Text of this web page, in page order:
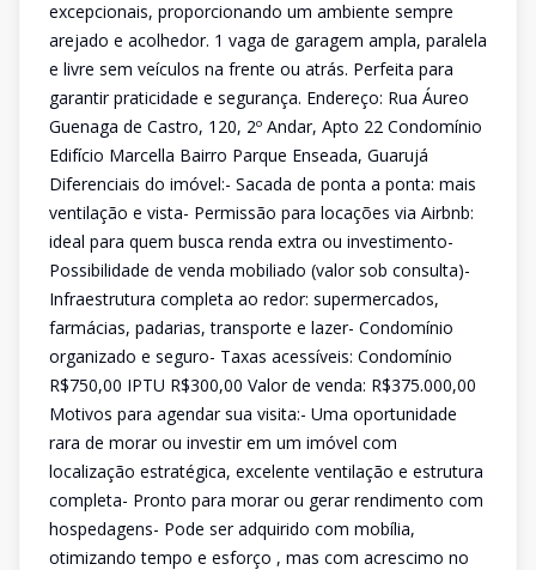
excepcionais, proporcionando um ambiente sempre
arejado e acolhedor. 1 vaga de garagem ampla, paralela
e livre sem veículos na frente ou atrás. Perfeita para
garantir praticidade e segurança. Endereço: Rua Áureo
Guenaga de Castro, 120, 2º Andar, Apto 22 Condomínio
Edifício Marcella Bairro Parque Enseada, Guarujá
Diferenciais do imóvel:- Sacada de ponta a ponta: mais
ventilação e vista- Permissão para locações via Airbnb:
ideal para quem busca renda extra ou investimento-
Possibilidade de venda mobiliado (valor sob consulta)-
Infraestrutura completa ao redor: supermercados,
farmácias, padarias, transporte e lazer- Condomínio
organizado e seguro- Taxas acessíveis: Condomínio
R$750,00 IPTU R$300,00 Valor de venda: R$375.000,00
Motivos para agendar sua visita:- Uma oportunidade
rara de morar ou investir em um imóvel com
localização estratégica, excelente ventilação e estrutura
completa- Pronto para morar ou gerar rendimento com
hospedagens- Pode ser adquirido com mobília,
otimizando tempo e esforço , mas com acrescimo no